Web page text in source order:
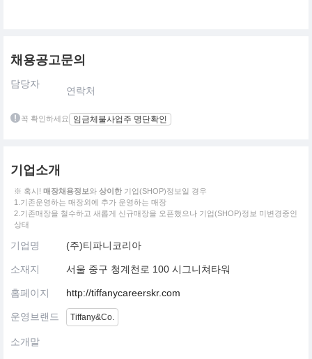
채용공고문의
담당자
연락처
꼭 확인하세요 임금체불사업주 명단확인
기업소개
※ 혹시! 매장채용정보와 상이한 기업(SHOP)정보일 경우
1.기존운영하는 매장외에 추가 운영하는 매장
2.기존매장을 철수하고 새롭게 신규매장을 오픈했으나 기업(SHOP)정보 미변경중인
상태
기업명 (주)티파니코리아
소재지 서울 중구 청계천로 100 시그니쳐타워
홈페이지 http://tiffanycareerskr.com
운영브랜드 Tiffany&Co.
소개말